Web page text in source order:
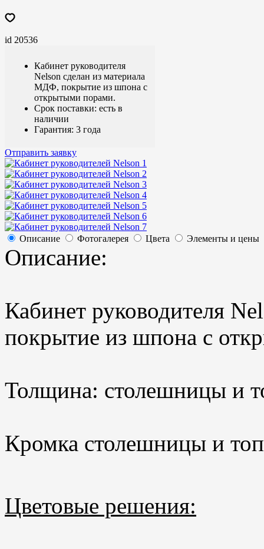
id 20536
Кабинет руководителя
Nelson сделан из материала
МДФ, покрытие из шпона с
открытыми порами.
Срок поставки: есть в
наличии
Гарантия: 3 года
Отправить заявку
Описание Фотогалерея Цвета Элементы и цены
Описание:
Кабинет руководителя
покрытие из шпона с
Толщина: столешницы и
Кромка столешницы и
Цветовые решения: